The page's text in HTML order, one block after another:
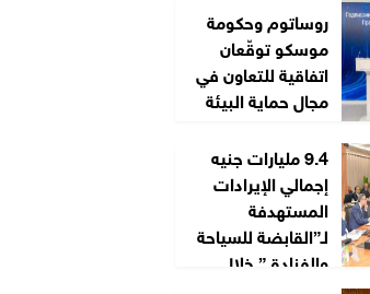
روساتوم وحكومة
موسكو توقّعان
اتفاقية للتعاون في
مجال حماية البيئة
9.4 مليارات جنيه
إجمالي الإيرادات
المستهدفة
لـ”القابضة للسياحة
والفنادق” خلال